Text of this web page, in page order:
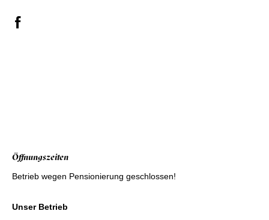
Öffnungszeiten
Betrieb wegen Pensionierung geschlossen!
Unser Betrieb